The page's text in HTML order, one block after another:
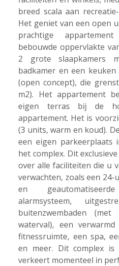
breed scala aan
Het geniet van een open
prachtige
bebouwde oppervlakte
2 grote slaapkamers
badkamer en een
(open concept), die
m2). Het appartement
eigen terras bij de
appartement. Het is
(3 units, warm en koud).
een eigen parkeerplaats
het complex. Dit
over alle faciliteiten die u
verwachten, zoals een
en
alarmsysteem,
buitenzwembaden (met
waterval), een verwarmd
fitnessruimte, een spa,
en meer. Dit complex
verkeert momenteel in